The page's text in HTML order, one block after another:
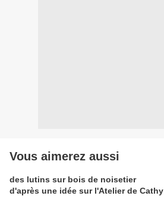
Vous aimerez aussi
des lutins sur bois de noisetier
d'après une idée sur l'Atelier de Cathy